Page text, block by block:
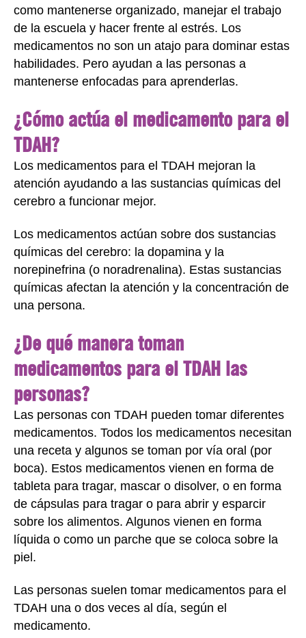
como mantenerse organizado, manejar el trabajo
de la escuela y hacer frente al estrés. Los
medicamentos no son un atajo para dominar estas
habilidades. Pero ayudan a las personas a
mantenerse enfocadas para aprenderlas.
¿Cómo actúa el medicamento para el
TDAH?
Los medicamentos para el TDAH mejoran la
atención ayudando a las sustancias químicas del
cerebro a funcionar mejor.
Los medicamentos actúan sobre dos sustancias
químicas del cerebro: la dopamina y la
norepinefrina (o noradrenalina). Estas sustancias
químicas afectan la atención y la concentración de
una persona.
¿De qué manera toman
medicamentos para el TDAH las
personas?
Las personas con TDAH pueden tomar diferentes
medicamentos. Todos los medicamentos necesitan
una receta y algunos se toman por vía oral (por
boca). Estos medicamentos vienen en forma de
tableta para tragar, mascar o disolver, o en forma
de cápsulas para tragar o para abrir y esparcir
sobre los alimentos. Algunos vienen en forma
líquida o como un parche que se coloca sobre la
piel.
Las personas suelen tomar medicamentos para el
TDAH una o dos veces al día, según el
medicamento.